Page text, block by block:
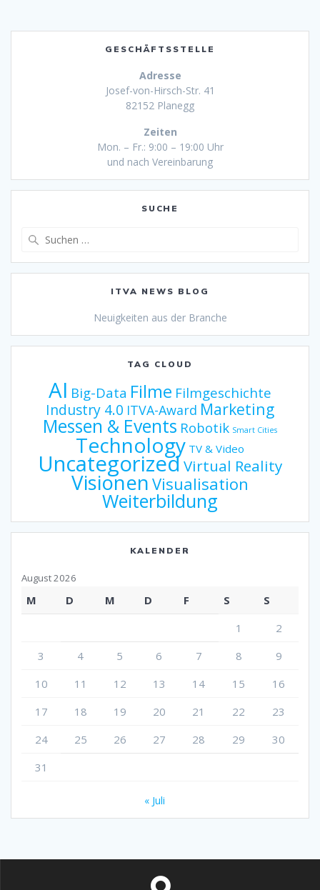
GESCHÄFTSSTELLE
Adresse
Josef-von-Hirsch-Str. 41
82152 Planegg
Zeiten
Mon. – Fr.: 9:00 – 19:00 Uhr
und nach Vereinbarung
SUCHE
ITVA NEWS BLOG
Neuigkeiten aus der Branche
TAG CLOUD
AI Big-Data Filme Filmgeschichte
Industry 4.0 ITVA-Award Marketing
Messen & Events Robotik Smart Cities
Technology TV & Video
UncategorizedVirtual Reality
Visionen Visualisation
Weiterbildung
KALENDER
August 2026
M D M D F S
S
1
2
3
4 5 6 7 8
9
10
11 12 13 14 15
16
17
18 19 20 21 22
23
24
25 26 27 28 29
30
31
« Juli